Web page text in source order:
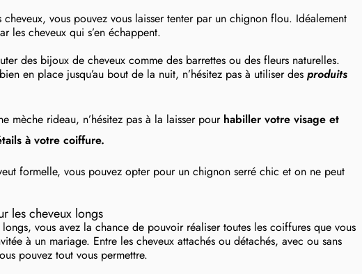
cheveux, vous pouvez vous laisser tenter par un chignon flou. Idéalement
les cheveux qui s’en échappent.
des bijoux de cheveux comme des barrettes ou des fleurs naturelles.
en place jusqu’au bout de la nuit, n’hésitez pas à utiliser des produits
mèche rideau, n’hésitez pas à la laisser pour habiller votre visage et
à votre coiffure.
formelle, vous pouvez opter pour un chignon serré chic et on ne peut
les cheveux longs
vous avez la chance de pouvoir réaliser toutes les coiffures que vous
à un mariage. Entre les cheveux attachés ou détachés, avec ou sans
pouvez tout vous permettre.